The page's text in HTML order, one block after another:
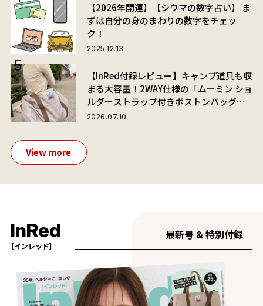
【2026年開運】【シウマの数字占い】 ま
ずは自分の身のまわりの数字をチェッ
ク！
2025.12.13
【InRed付録レビュー】キャンプ道具も収
まる大容量！2WAY仕様の「ムーミン ショ
ルダーストラップ付きボストンバッグ」
が夏旅におすすめな理由
2026.07.10
View more
InRed
［インレッド］
最新号 & 特別付録